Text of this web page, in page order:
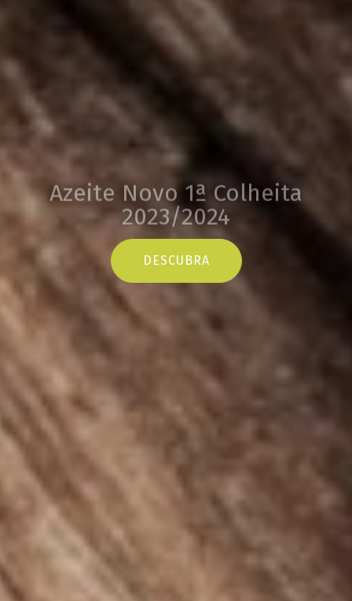
Azeite Novo 1ª Colheita
2023/2024
DESCUBRA